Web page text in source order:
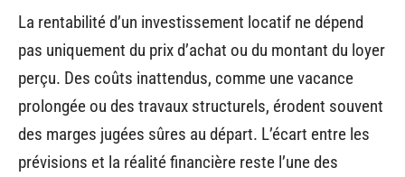
La rentabilité d’un investissement locatif ne dépend
pas uniquement du prix d’achat ou du montant du loyer
perçu. Des coûts inattendus, comme une vacance
prolongée ou des travaux structurels, érodent souvent
des marges jugées sûres au départ. L’écart entre les
prévisions et la réalité financière reste l’une des